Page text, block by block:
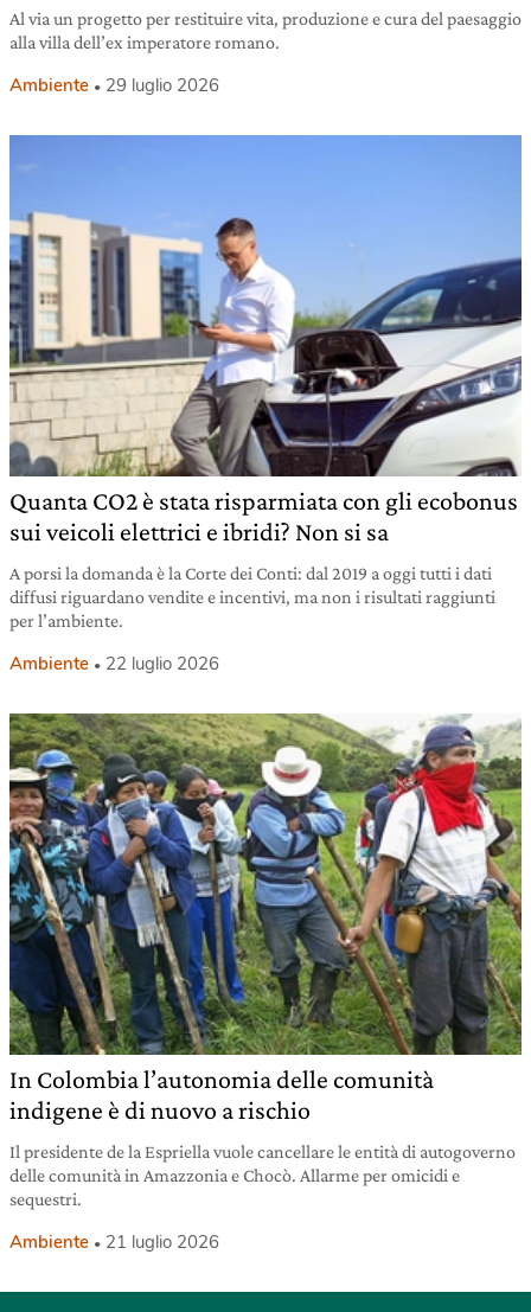
Al via un progetto per restituire vita, produzione e cura del paesaggio
alla villa dell’ex imperatore romano.
Ambiente 29 luglio 2026
Quanta CO2 è stata risparmiata con gli ecobonus
sui veicoli elettrici e ibridi? Non si sa
A porsi la domanda è la Corte dei Conti: dal 2019 a oggi tutti i dati
diffusi riguardano vendite e incentivi, ma non i risultati raggiunti
per l’ambiente.
Ambiente 22 luglio 2026
In Colombia l’autonomia delle comunità
indigene è di nuovo a rischio
Il presidente de la Espriella vuole cancellare le entità di autogoverno
delle comunità in Amazzonia e Chocò. Allarme per omicidi e
sequestri.
Ambiente 21 luglio 2026